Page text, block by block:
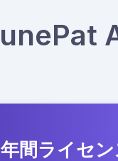
年間ライセン